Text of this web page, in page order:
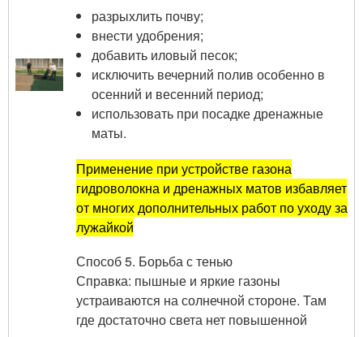
разрыхлить почву;
внести удобрения;
добавить иловый песок;
исключить вечерний полив особенно в
осенний и весенний период;
использовать при посадке дренажные
маты.
Применение при устройстве газона
гидроволокна и дренажных матов избавляет
от многих дополнительных работ по уходу за
лужайкой
Способ 5. Борьба с тенью
Справка: пышные и яркие газоны
устраиваются на солнечной стороне. Там
где достаточно света нет повышенной